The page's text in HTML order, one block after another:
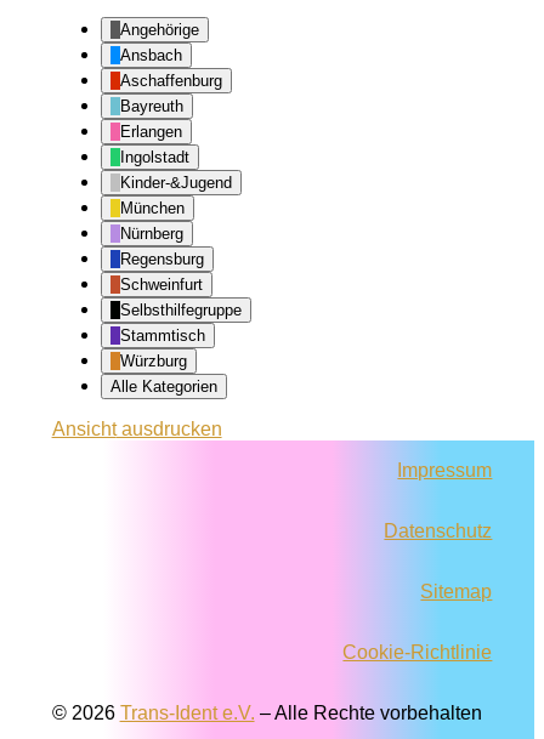
Angehörige
Ansbach
Aschaffenburg
Bayreuth
Erlangen
Ingolstadt
Kinder-&Jugend
München
Nürnberg
Regensburg
Schweinfurt
Selbsthilfegruppe
Stammtisch
Würzburg
Alle Kategorien
Ansichtausdrucken
Impressum
Datenschutz
Sitemap
Cookie-Richtlinie
© 2026 Trans-Ident e.V. – Alle Rechte vorbehalten